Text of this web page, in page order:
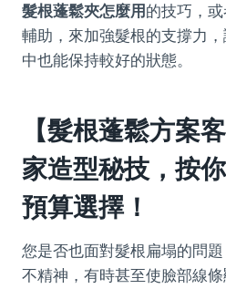
髮根蓬鬆夾怎麼用的技巧，
輔助，來加強髮根的支撐力
中也能保持較好的狀態。
【髮根蓬鬆方案
家造型秘技，按
預算選擇！
您是否也面對髮根扁塌的問
不精神，有時甚至使臉部線